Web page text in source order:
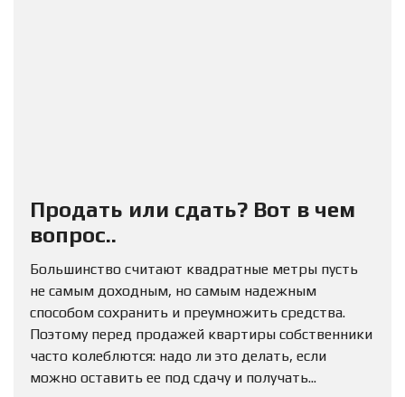
Продать или сдать? Вот в чем
вопрос..
Большинство считают квадратные метры пусть
не самым доходным, но самым надежным
способом сохранить и преумножить средства.
Поэтому перед продажей квартиры собственники
часто колеблются: надо ли это делать, если
можно оставить ее под сдачу и получать...